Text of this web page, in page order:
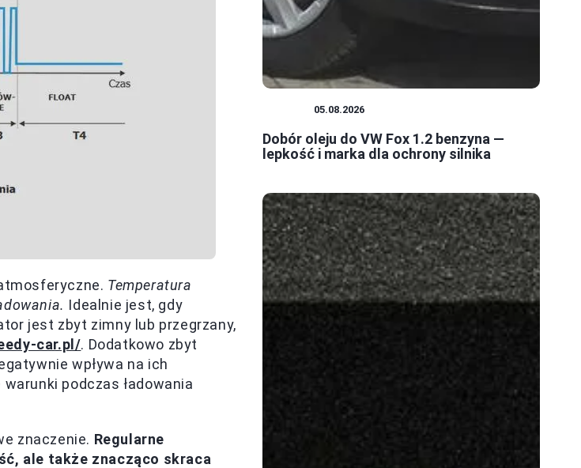
Temperatura
Idealnie jest, gdy
jest zbyt zimny lub przegrzany,
car.pl/. Dodatkowo zbyt
wpływa na ich
podczas ładowania
znaczenie. Regularne
ale także znacząco skraca
05.08.2026
Dobór oleju do VW Fox 1.2 benzyna —
lepkość i marka dla ochrony silnika